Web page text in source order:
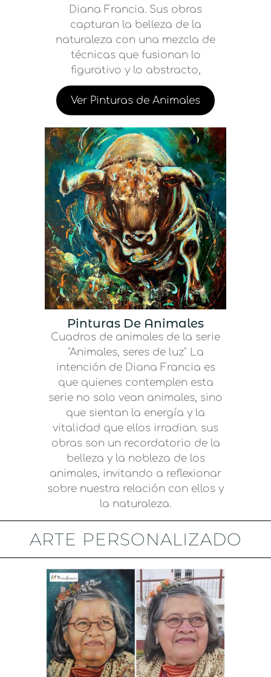
Diana Francia. Sus obras
capturan la belleza de la
naturaleza con una mezcla de
técnicas que fusionan lo
figurativo y lo abstracto,
Ver Pinturas de Animales
Pinturas De Animales
Cuadros de animales de la serie
"Animales, seres de luz" La
intención de Diana Francia es
que quienes contemplen esta
serie no solo vean animales, sino
que sientan la energía y la
vitalidad que ellos irradian. sus
obras son un recordatorio de la
belleza y la nobleza de los
animales, invitando a reflexionar
sobre nuestra relación con ellos y
la naturaleza.
ARTE PERSONALIZADO